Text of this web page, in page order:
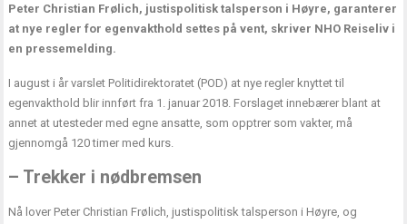
Peter Christian Frølich, justispolitisk talsperson i Høyre, garanterer
at nye regler for egenvakthold settes på vent, skriver NHO Reiseliv i
en pressemelding.
I august i år varslet Politidirektoratet (POD) at nye regler knyttet til
egenvakthold blir innført fra 1. januar 2018. Forslaget innebærer blant at
annet at utesteder med egne ansatte, som opptrer som vakter, må
gjennomgå 120 timer med kurs.
– Trekker i nødbremsen
Nå lover Peter Christian Frølich, justispolitisk talsperson i Høyre, og